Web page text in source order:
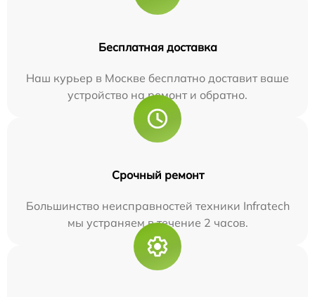
Бесплатная доставка
Наш курьер в Москве бесплатно доставит ваше
устройство на ремонт и обратно.
Срочный ремонт
Большинство неисправностей техники Infratech
мы устраняем в течение 2 часов.